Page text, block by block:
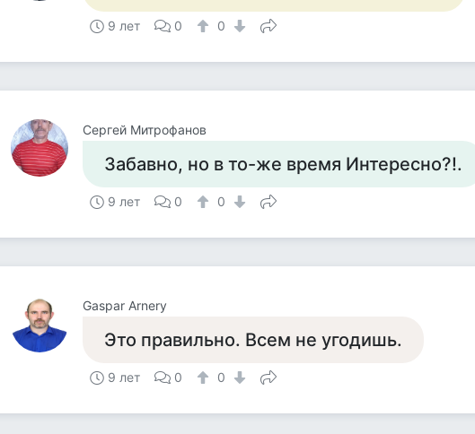
9 лет 0 0
Сергей Митрофанов
Забавно, но в то-же время Интересно?!.
9 лет 0 0
Gaspar Arnery
Это правильно. Всем не угодишь.
9 лет 0 0